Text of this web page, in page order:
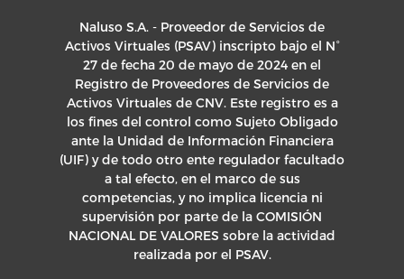
Naluso S.A. - Proveedor de Servicios de
Activos Virtuales (PSAV) inscripto bajo el N°
27 de fecha 20 de mayo de 2024 en el
Registro de Proveedores de Servicios de
Activos Virtuales de CNV. Este registro es a
los fines del control como Sujeto Obligado
ante la Unidad de Información Financiera
(UIF) y de todo otro ente regulador facultado
a tal efecto, en el marco de sus
competencias, y no implica licencia ni
supervisión por parte de la COMISIÓN
NACIONAL DE VALORES sobre la actividad
realizada por el PSAV.